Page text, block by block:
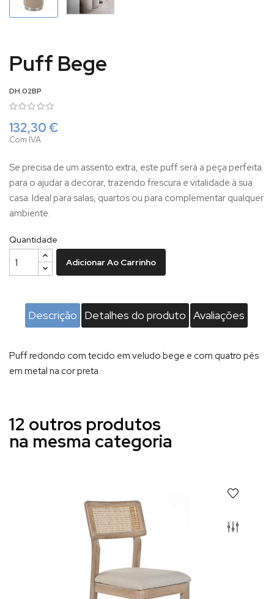
Puff Bege
DH.02BP
132,30 €
Com IVA
Se precisa de um assento extra, este puff será a peça perfeita
para o ajudar a decorar, trazendo frescura e vitalidade à sua
casa. Ideal para salas, quartos ou para complementar qualquer
ambiente.
Quantidade
Adicionar Ao Carrinho
Descrição Detalhes do produto Avaliações
Puff redondo com tecido em veludo bege e com quatro pés
em metal na cor preta.
12 outros produtos
na mesma categoria